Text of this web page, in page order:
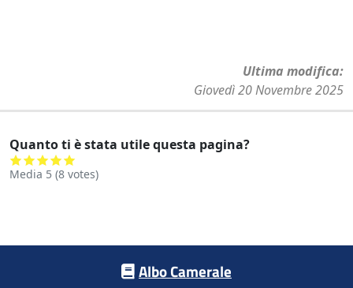
Ultima modifica
Giovedì 20 Novembre 2025
Quanto ti è stata utile questa pagina?
Media 5 (8 votes)
Albo Camerale